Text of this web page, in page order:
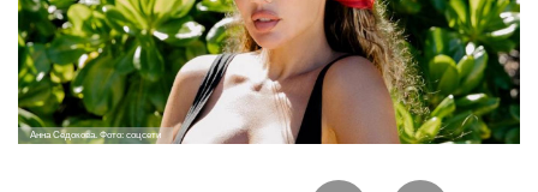
Анна Седокова. Фото: соцсети